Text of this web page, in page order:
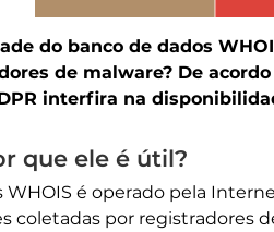
do banco de dados
de malware? De
interfira na
que ele é útil?
WHOIS é operado pela
coletadas por registradores